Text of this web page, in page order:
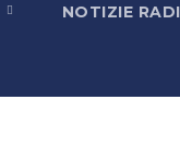
NOTIZIE